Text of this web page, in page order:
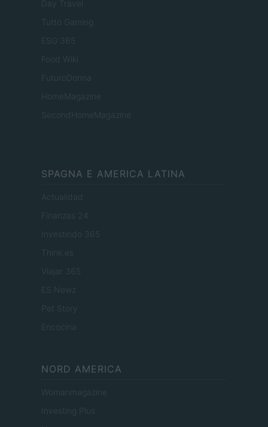
Day Travel
Tutto Gaming
ESG 365
Food Wiki
FuturoDonna
HomeMagazine
SecondHomeMagazine
SPAGNA E AMERICA LATINA
Actualidad
Finanzas 24
Investindo 365
Think.es
Viajar 365
ES Newz
Pet Story
Encocina
NORD AMERICA
Womanmagazine
Investing Plus